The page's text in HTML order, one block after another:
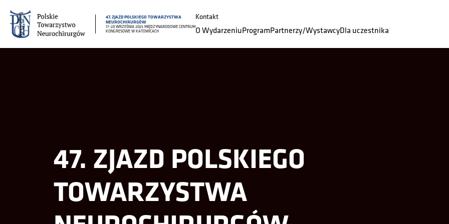
47. ZJAZD POLSKIEGO TOWARZYSTWA
NEUROCHIRURGÓW
17-20 WRZEŚNIA 2025 MIĘDZYNARODOWE CENTRUM
KONGRESOWE W KATOWICACH
Kontakt
O WydarzeniuProgramPartnerzy/WystawcyDla uczestnika
47. ZJAZD POLSKIEGO
TOWARZYSTWA